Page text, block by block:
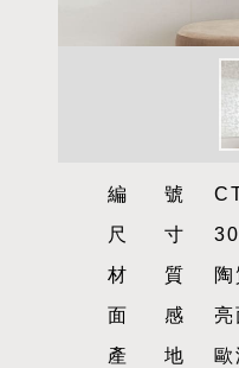
編號
尺寸
材質陶
面感亮
產地歐